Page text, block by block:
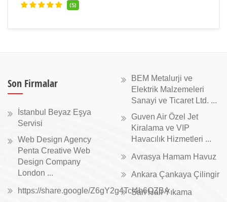
(5)
Son Firmalar
İstanbul Beyaz Eşya
Servisi
Web Design Agency
Penta Creative Web
Design Company
London ...
https://share.google/Z6gY2g4TcI4h6QZBA
BEM Metalurji ve
Elektrik Malzemeleri
Sanayi ve Ticaret Ltd. ...
Guven Air Özel Jet
Kiralama ve VIP
Havacılık Hizmetleri ...
Avrasya Hamam Havuz
Ankara Çankaya Çilingir
Sarı Halı Yıkama